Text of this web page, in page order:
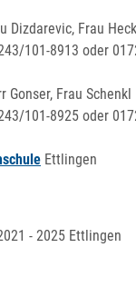
Dizdarevic, Frau Heck
8913 oder 0172/
Gonser, Frau Schenkl
8925 oder 0172/
Ettlingen
- 2025 Ettlingen